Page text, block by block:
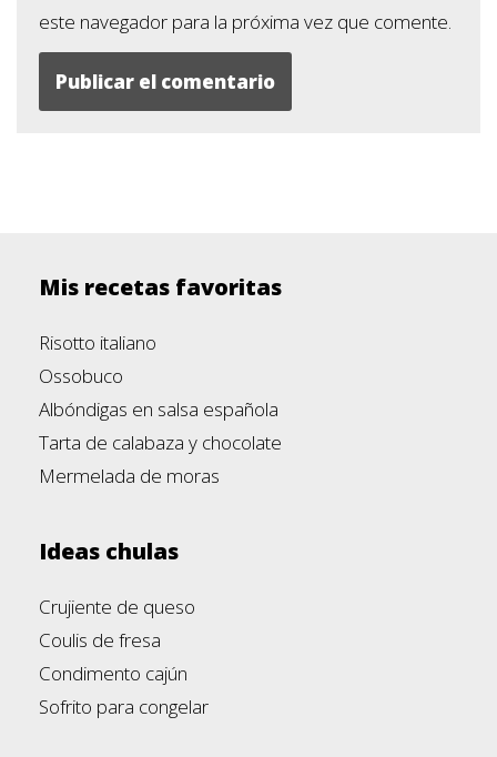
este navegador para la próxima vez que comente.
Mis recetas favoritas
Risotto italiano
Ossobuco
Albóndigas en salsa española
Tarta de calabaza y chocolate
Mermelada de moras
Ideas chulas
Crujiente de queso
Coulis de fresa
Condimento cajún
Sofrito para congelar